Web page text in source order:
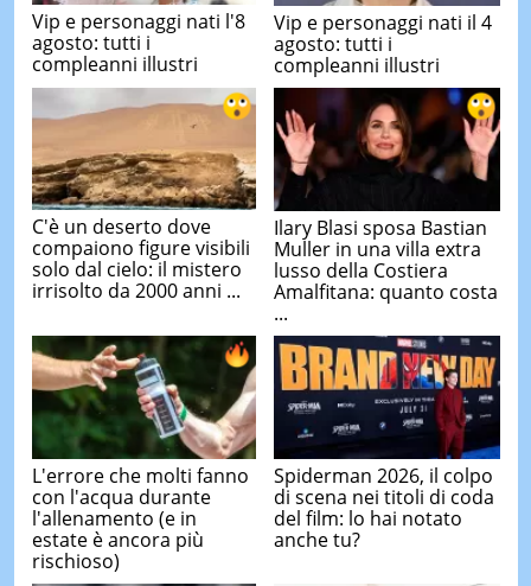
Vip e personaggi nati l'8
agosto: tutti i
compleanni illustri
Vip e personaggi nati il 4
agosto: tutti i
compleanni illustri
C'è un deserto dove
compaiono figure visibili
solo dal cielo: il mistero
irrisolto da 2000 anni ...
Ilary Blasi sposa Bastian
Muller in una villa extra
lusso della Costiera
Amalfitana: quanto costa
...
L'errore che molti fanno
con l'acqua durante
l'allenamento (e in
estate è ancora più
rischioso)
Spiderman 2026, il colpo
di scena nei titoli di coda
del film: lo hai notato
anche tu?